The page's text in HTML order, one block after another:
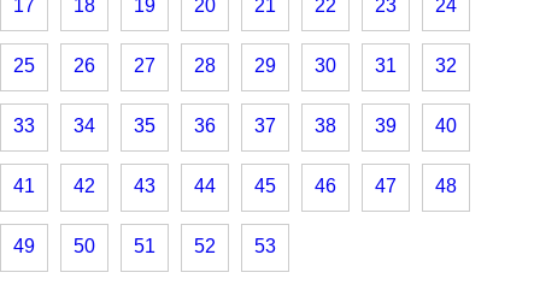
17 18 19 20 21 22 23 24
25 26 27 28 29 30 31 32
33 34 35 36 37 38 39 40
41 42 43 44 45 46 47 48
49 50 51 52 53